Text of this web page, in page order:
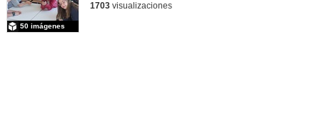
50 imágenes
1703visualizaciones